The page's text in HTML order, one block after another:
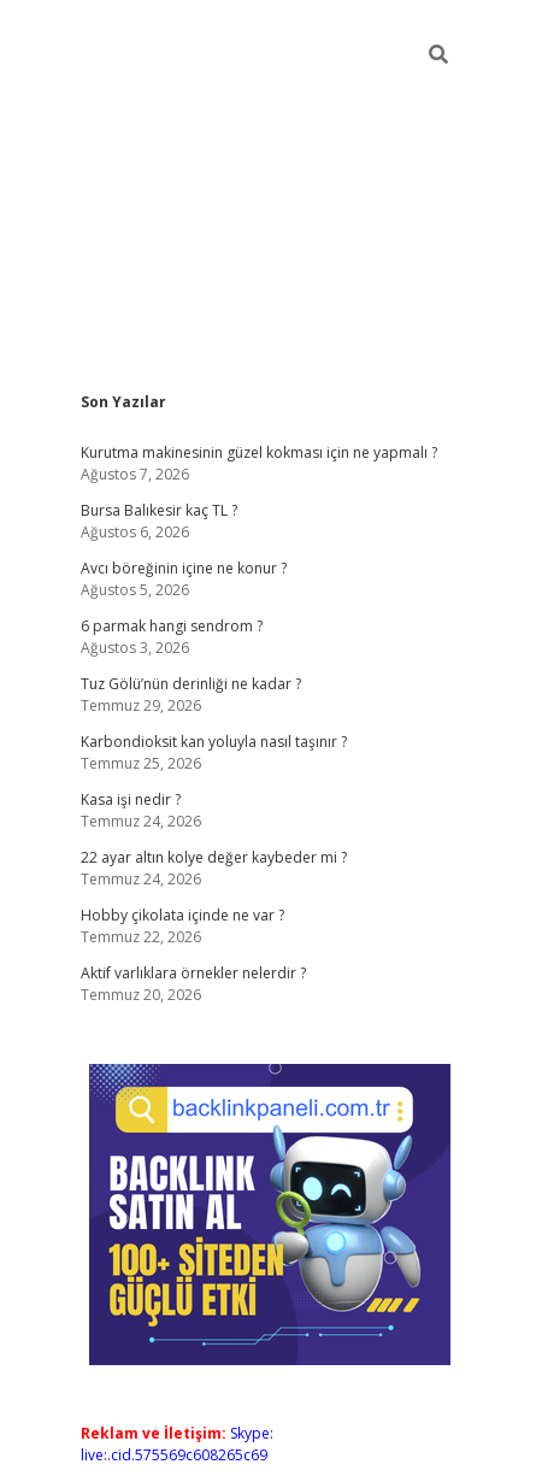
Sidebar
Son Yazılar
Kurutma makinesinin güzel kokması için ne yapmalı ?
Ağustos 7, 2026
Bursa Balıkesir kaç TL ?
Ağustos 6, 2026
Avcı böreğinin içine ne konur ?
Ağustos 5, 2026
6 parmak hangi sendrom ?
Ağustos 3, 2026
Tuz Gölü’nün derinliği ne kadar ?
Temmuz 29, 2026
Karbondioksit kan yoluyla nasıl taşınır ?
Temmuz 25, 2026
Kasa işi nedir ?
Temmuz 24, 2026
22 ayar altın kolye değer kaybeder mi ?
Temmuz 24, 2026
Hobby çikolata içinde ne var ?
Temmuz 22, 2026
Aktif varlıklara örnekler nelerdir ?
Temmuz 20, 2026
Reklam ve İletişim: Skype:
live:.cid.575569c608265c69